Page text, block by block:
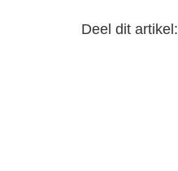
Deel dit artikel: